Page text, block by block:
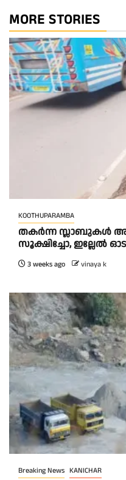
MORE STORIES
KOOTHUPARAMBA
തകർന്ന സ്ലാബുകൾ
സൂക്ഷിച്ചോ, ഇല്ലേൽ
3 weeks ago vinaya k
Breaking News KANICHAR